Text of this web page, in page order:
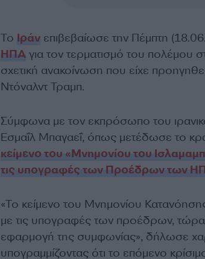
Το Ιράνεπιβεβαίωσε την Πέμπτη
ΗΠΑγια τον τερματισμό του πολέμου
σχετική ανακοίνωση που είχε
Ντόναλντ Τραμπ.
Σύμφωνα με τον εκπρόσωπο του
Εσμαΐλ Μπαγαεΐ, όπως μετέδωσε το
κείμενο του «Μνημονίου του
τις υπογραφές των Προέδρων των
«Το κείμενο του Μνημονίου
με τις υπογραφές των προέδρων, τώρα
εφαρμογή της συμφωνίας», δήλωσε
υπογραμμίζοντας ότι το επόμενο